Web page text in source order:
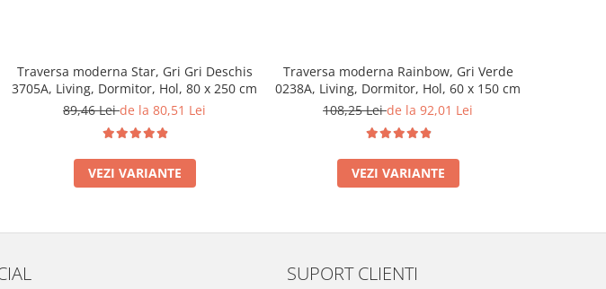
Traversa moderna Star, Gri Gri Deschis
3705A, Living, Dormitor, Hol, 80 x 250 cm
89,46 Leide la 80,51 Lei
VEZI VARIANTE
Traversa moderna Rainbow, Gri Verde
0238A, Living, Dormitor, Hol, 60 x 150 cm
108,25 Leide la 92,01 Lei
VEZI VARIANTE
SUPORT CLIENTI